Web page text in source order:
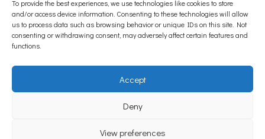
To provide the best experiences, we use technologies like cookies to store
and/or access device information. Consenting to these technologies will allow
us to process data such as browsing behavior or unique IDs on this site. Not
consenting or withdrawing consent, may adversely affect certain features and
functions.
Accept
Deny
View preferences
Contacts
CGV – Mentions légales
Notre équipe